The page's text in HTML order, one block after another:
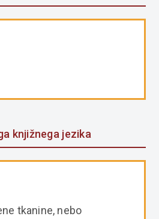
knjižnega jezika
tkanine, nebo